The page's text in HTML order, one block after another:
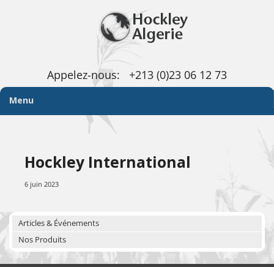
Appelez-nous: +213 (0)23 06 12 73
Menu
Hockley International
6 juin 2023
Articles & Événements
Nos Produits